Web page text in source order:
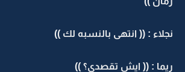
نجلاء : (( انتهى بالنسبه لك ))
ريما : (( ايش تقصدي؟ ))